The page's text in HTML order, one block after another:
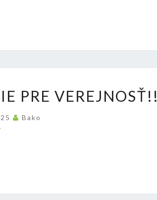
PRE VEREJNOSŤ!!
Bako